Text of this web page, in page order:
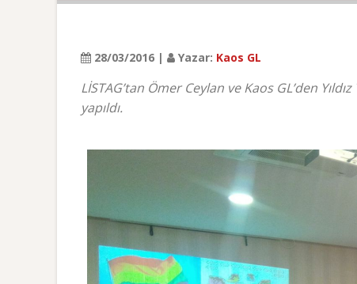
28/03/2016 | Yazar: Kaos GL
LİSTAG’tan Ömer Ceylan ve Kaos GL’den
yapıldı.